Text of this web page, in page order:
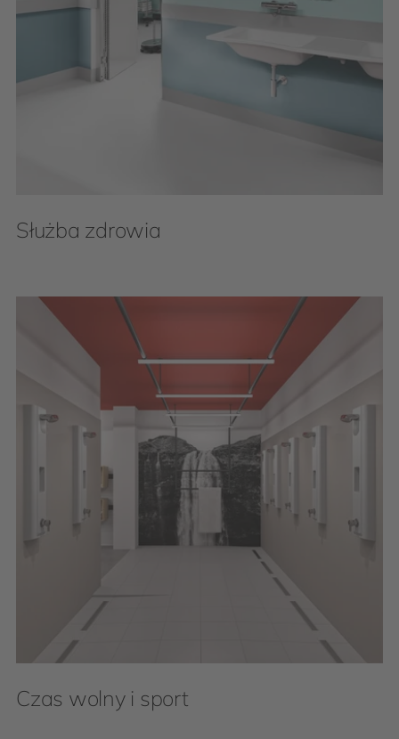
Służba zdrowia
Czas wolny i sport